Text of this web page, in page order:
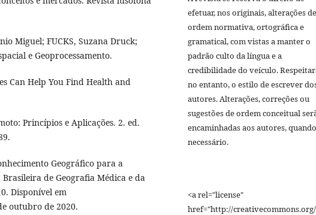
Miguel; FUCKS, Suzana Druck;
e Geoprocessamento.
Can Help You Find Health and
Princípios e Aplicações. 2. ed.
Geográfico para a
de Geografia Médica e da
Disponível em
outubro de 2020.
efetuar, nos originais, alterações de
ordem normativa, ortográfica e
gramatical, com vistas a manter o
padrão culto da língua e a
credibilidade do veículo.
no entanto, o estilo de escrever
autores. Alterações, correções ou
sugestões de ordem conceitual
encaminhadas aos autores, quando
necessário.
<a rel="license"
href="http://